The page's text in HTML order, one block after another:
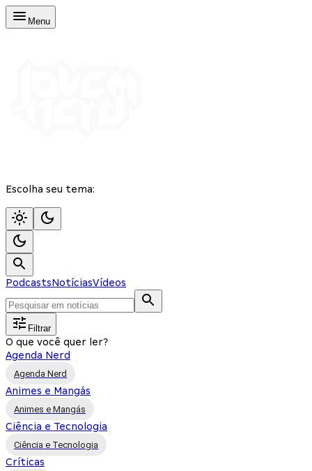
Menu
Escolha seu tema:
PodcastsNotíciasVídeos
Filtrar
O que você quer ler?
Agenda Nerd
Agenda Nerd
Animes e Mangás
Animes e Mangás
Ciência e Tecnologia
Ciência e Tecnologia
Críticas